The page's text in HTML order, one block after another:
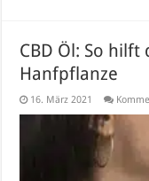
CBD Öl: So
Hanfpflanze
16. März 2021